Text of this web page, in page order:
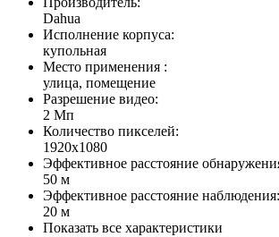
Dahua
Исполнение корпуса:
купольная
Место применения :
улица, помещение
Разрешение видео:
2 Мп
Количество пикселей:
1920х1080
Эффективное расстояние
50 м
Эффективное расстояние наблюдения:
20 м
Показать все характеристики